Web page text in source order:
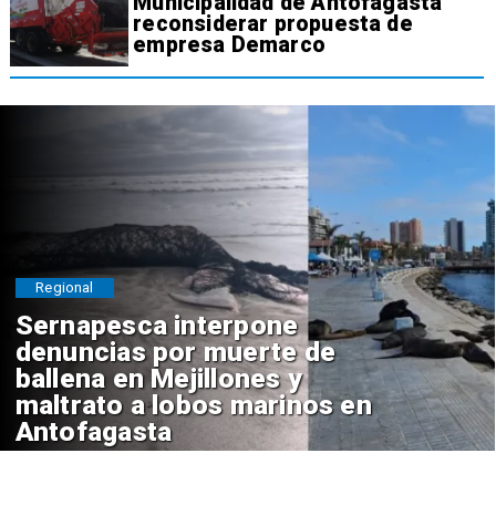
reconsiderar propuesta de
empresa Demarco
Sernapesca interpone
denuncias por muerte de
ballena en Mejillones y
maltrato a lobos marinos en
Antofagasta
Regional